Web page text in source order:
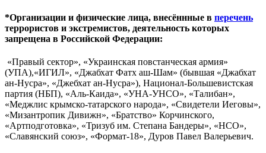
*Организации и физические лица, внесённные в перечень
террористов и экстремистов, деятельность которых
запрещена в Российской Федерации:
«Правый сектор», «Украинская повстанческая армия»
(УПА),«ИГИЛ», «Джабхат Фатх аш-Шам» (бывшая «Джабхат
ан-Нусра», «Джебхат ан-Нусра»), Национал-Большевистская
партия (НБП), «Аль-Каида», «УНА-УНСО», «Талибан»,
«Меджлис крымско-татарского народа», «Свидетели Иеговы»,
«Мизантропик Дивижн», «Братство» Корчинского,
«Артподготовка», «Тризуб им. Степана Бандеры», «НСО»,
«Славянский союз», «Формат-18», Дуров Павел Валерьевич.